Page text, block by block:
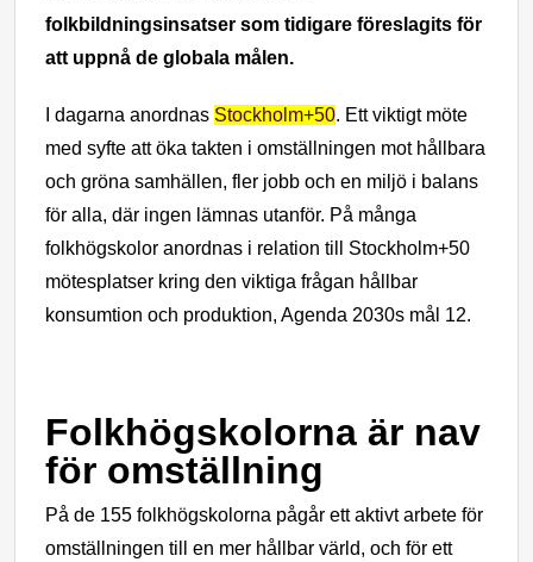
folkbildningsinsatser som tidigare föreslagits för
att uppnå de globala målen.
I dagarna anordnas Stockholm+50. Ett viktigt möte
med syfte att öka takten i omställningen mot hållbara
och gröna samhällen, fler jobb och en miljö i balans
för alla, där ingen lämnas utanför. På många
folkhögskolor anordnas i relation till Stockholm+50
mötesplatser kring den viktiga frågan hållbar
konsumtion och produktion, Agenda 2030s mål 12.
Folkhögskolorna är nav
för omställning
På de 155 folkhögskolorna pågår ett aktivt arbete för
omställningen till en mer hållbar värld, och för ett